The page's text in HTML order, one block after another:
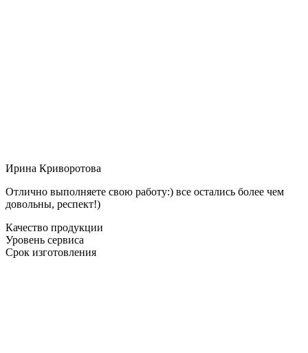
Ирина Криворотова
Отлично выполняете свою работу:) все остались более чем
довольны, респект!)
Качество продукции
Уровень сервиса
Срок изготовления